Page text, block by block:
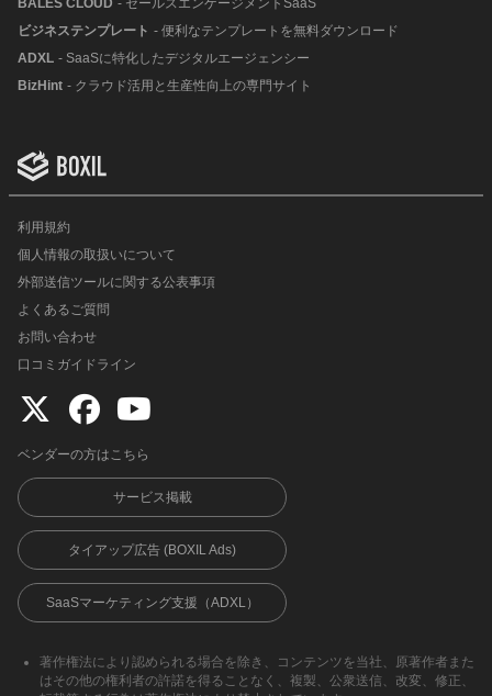
BALES CLOUD - セールスエンゲージメントSaaS
ビジネステンプレート - 便利なテンプレートを無料ダウンロード
ADXL - SaaSに特化したデジタルエージェンシー
BizHint - クラウド活用と生産性向上の専門サイト
利用規約
個人情報の取扱いについて
外部送信ツールに関する公表事項
よくあるご質問
お問い合わせ
口コミガイドライン
ベンダーの方はこちら
サービス掲載
タイアップ広告 (BOXIL Ads)
SaaSマーケティング支援（ADXL）
著作権法により認められる場合を除き、コンテンツを当社、原著作者また
はその他の権利者の許諾を得ることなく、複製、公衆送信、改変、修正、